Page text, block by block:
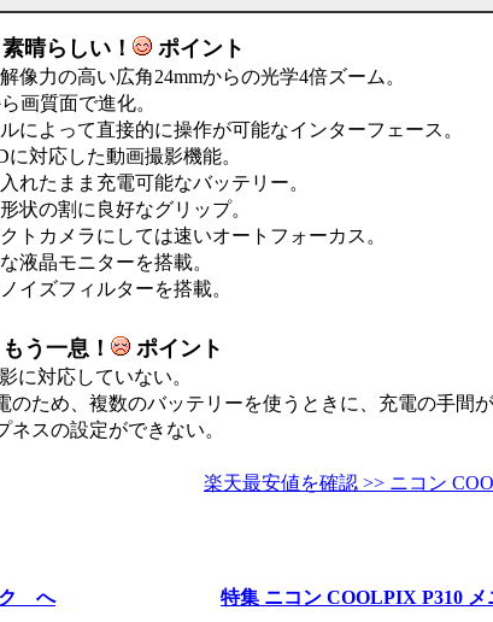
晴らしい！ ポイント
像力の高い広角24mmからの光学4倍ズーム。
画質面で進化。
によって直接的に操作が可能なインターフェース。
対応した動画撮影機能。
れたまま充電可能なバッテリー。
状の割に良好なグリップ。
トカメラにしては速いオートフォーカス。
液晶モニターを搭載。
イズフィルターを搭載。
う一息！ ポイント
に対応していない。
のため、複数のバッテリーを使うときに、充電の手間が
ネスの設定ができない。
楽天最安値を確認 >> ニコン
ク へ 特集 ニコン COOLPIX P310 メ